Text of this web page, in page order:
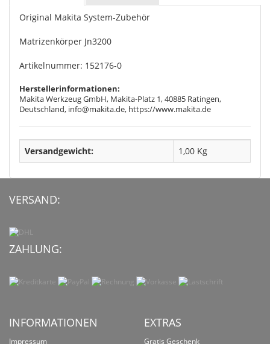
Original Makita System-Zubehör
Matrizenkörper Jn3200
Artikelnummer: 152176-0
Herstellerinformationen:
Makita Werkzeug GmbH, Makita-Platz 1, 40885 Ratingen,
Deutschland, info@makita.de, https://www.makita.de
Versandgewicht: 1,00 Kg
VERSAND:
ZAHLUNG:
INFORMATIONEN
Impressum
EXTRAS
Gratis Geschenk